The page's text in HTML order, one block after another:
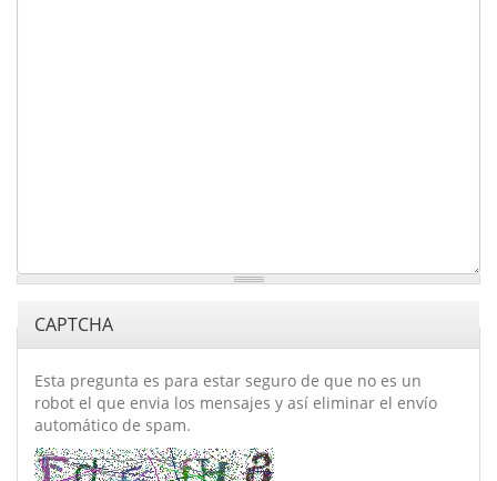
CAPTCHA
Esta pregunta es para estar seguro de que no es un
robot el que envia los mensajes y así eliminar el envío
automático de spam.